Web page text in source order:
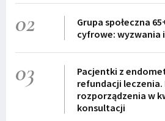
02
Grupa społeczna
cyfrowe: wyzwania
03
Pacjentki z
refundacji
rozporządzenia w
konsultacji